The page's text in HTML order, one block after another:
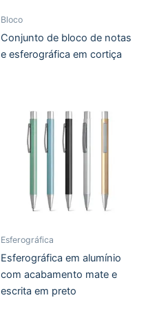
Bloco
Conjunto de bloco de notas
e esferográfica em cortiça
Esferográfica
Esferográfica em alumínio
com acabamento mate e
escrita em preto